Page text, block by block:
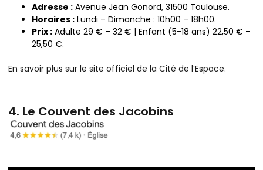
Adresse : Avenue Jean Gonord, 31500 Toulouse.
Horaires : Lundi – Dimanche : 10h00 – 18h00.
Prix : Adulte 29 € – 32 € | Enfant (5-18 ans) 22,50 € –
25,50 €.
En savoir plus sur le site officiel de la Cité de l’Espace.
4. Le Couvent des Jacobins